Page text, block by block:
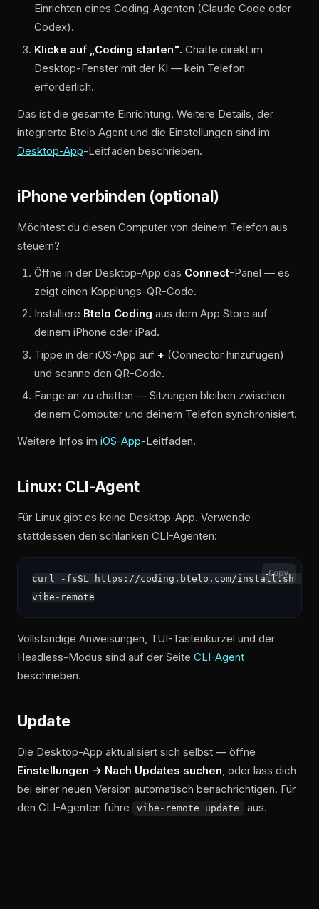
Einrichten eines Coding-Agenten (Claude Code oder
Codex).
Klicke auf „Coding starten". Chatte direkt im
Desktop-Fenster mit der KI — kein Telefon
erforderlich.
Das ist die gesamte Einrichtung. Weitere Details, der
integrierte Btelo Agent und die Einstellungen sind im
Desktop-App-Leitfaden beschrieben.
iPhone verbinden (optional)
Möchtest du diesen Computer von deinem Telefon aus
steuern?
Öffne in der Desktop-App das Connect-Panel — es
zeigt einen Kopplungs-QR-Code.
Installiere Btelo Coding aus dem App Store auf
deinem iPhone oder iPad.
Tippe in der iOS-App auf + (Connector hinzufügen)
und scanne den QR-Code.
Fange an zu chatten — Sitzungen bleiben zwischen
deinem Computer und deinem Telefon synchronisiert.
Weitere Infos im iOS-App-Leitfaden.
Linux: CLI-Agent
Für Linux gibt es keine Desktop-App. Verwende
stattdessen den schlanken CLI-Agenten:
curl -fsSL https://coding.btelo.com/install.sh |
Copy
Vollständige Anweisungen, TUI-Tastenkürzel und der
Headless-Modus sind auf der Seite CLI-Agent
beschrieben.
Update
Die Desktop-App aktualisiert sich selbst — öffne
Einstellungen → Nach Updates suchen, oder lass dich
bei einer neuen Version automatisch benachrichtigen. Für
den CLI-Agenten führe
vibe-remote update aus.